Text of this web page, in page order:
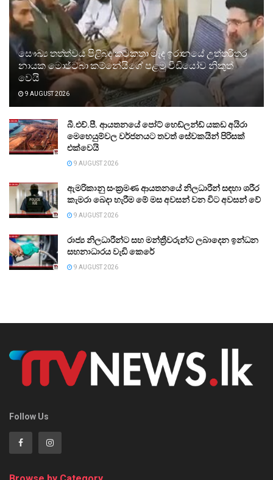
සෞඛ්‍ය තත්ත්වය පිළිබඳ කටකතා මැද ඉරානයේ උත්තරීතර
නායක මොජ්ටබා කම්නේයිගේ පළමු වීඩියෝව නිකුත්
වෙයි
9 AUGUST 2026
බී.එච්.පී. ආයතනයේ පෝට් හෙඩ්ලන්ඩ් යකඩ අයිරා
මෙහෙයුම්වල වර්ජනයට තවත් සේවකයින් පිරිසක්
එක්වෙයි
9 AUGUST 2026
ඇමරිකානු සංක්‍රමණ ආයතනයේ නිලධාරීන් සඳහා ශරීර
කැමරා බෙදා හැරීම මේ මස අවසන් වන විට අවසන් වේ
9 AUGUST 2026
රාජ්‍ය නිලධාරීන්ට සහ මන්ත්‍රීවරුන්ට ලබාදෙන ඉන්ධන
සහනාධාරය වැඩි කෙරේ
9 AUGUST 2026
Follow Us